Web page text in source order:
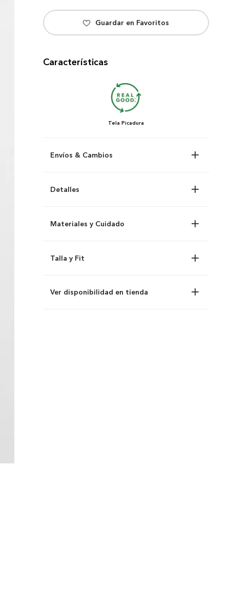
Características
Tela Picadura
Envíos & Cambios
Detalles
Materiales y Cuidado
Talla y Fit
Ver disponibilidad en tienda